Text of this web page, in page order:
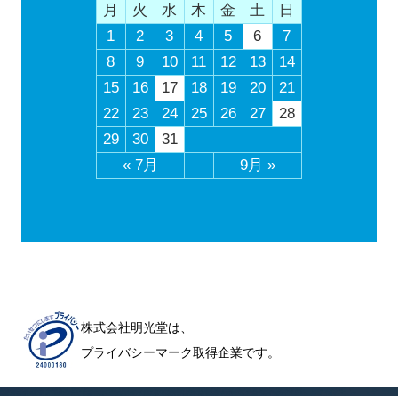
月 火 水 木 金 土 日
« 7月 9月 »
1 2 3 4 5 6
7
8
9 10 11 12 13
14
15
16 17 18 19 20
21
22
23 24 25 26 27
28
29
30 31
株式会社明光堂は、
プライバシーマーク取得企業です。